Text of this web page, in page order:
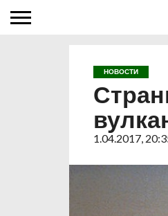
НОВОСТИ
1.04.2017,